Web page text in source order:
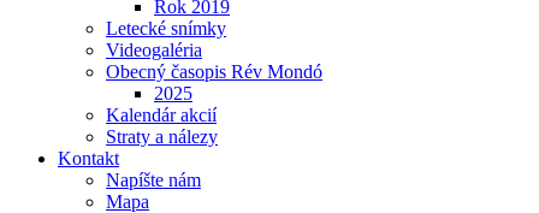
Rok 2019
Letecké snímky
Videogaléria
Obecný časopis Rév Mondó
2025
Kalendár akcií
Straty a nálezy
Kontakt
Napíšte nám
Mapa